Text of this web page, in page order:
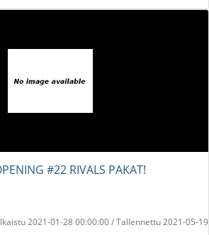
#22 RIVALS PAKAT!
2021-01-28 00:00:00 / Tallennettu 2021-05-19